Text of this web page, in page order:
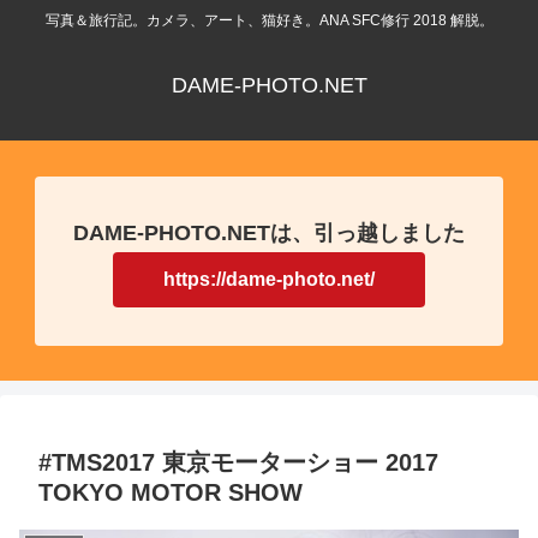
写真＆旅行記。カメラ、アート、猫好き。ANA SFC修行 2018 解脱。
DAME-PHOTO.NET
DAME-PHOTO.NETは、引っ越しました
https://dame-photo.net/
#TMS2017 東京モーターショー 2017
TOKYO MOTOR SHOW